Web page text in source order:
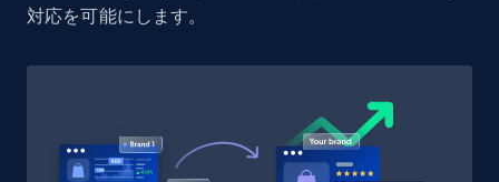
Asin, URL, Name, Sponsored, Initial price, Final
price, Currency, Sold, and more.
対応を可能にします。